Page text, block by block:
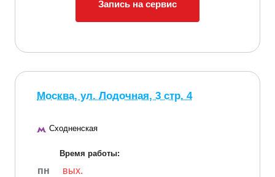
Запись на сервис
Москва, ул. Лодочная, 3 стр. 4
Сходненская
Время работы:
пн
вых.